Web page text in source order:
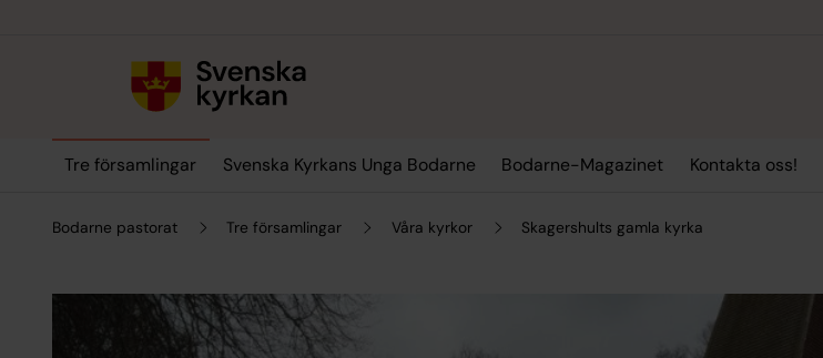
Tre församlingar Svenska Kyrkans Unga Bodarne Bodarne-Magazinet Kontakta oss!
Bodarne pastorat Tre församlingar Våra kyrkor Skagershults gamla kyrka